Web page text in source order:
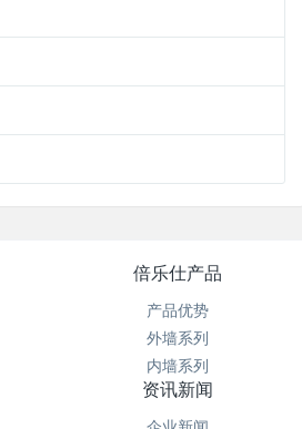
倍乐仕产品
产品优势
外墙系列
内墙系列
资讯新闻